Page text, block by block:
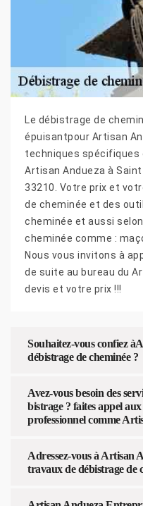
Le débistrage de
épuisantpour Artisan
techniques spécifiques
Artisan Andueza à
33210. Votre prix et
de cheminée et des
cheminée et aussi
cheminée comme :
Nous vous invitons à
de suite au bureau du
devis et votre prix !!!
Souhaitez-vous confiez
débistrage de cheminée ?
Avez-vous besoin des
bistrage ? faites appel aux
professionnel comme
Adressez-vous à Artisan
travaux de débistrage de